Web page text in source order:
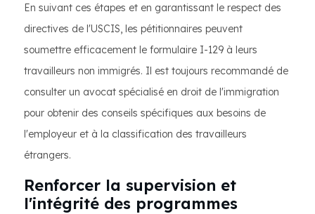
En suivant ces étapes et en garantissant le respect des
directives de l'USCIS, les pétitionnaires peuvent
soumettre efficacement le formulaire I-129 à leurs
travailleurs non immigrés. Il est toujours recommandé de
consulter un avocat spécialisé en droit de l'immigration
pour obtenir des conseils spécifiques aux besoins de
l'employeur et à la classification des travailleurs
étrangers.
Renforcer la supervision et
l'intégrité des programmes